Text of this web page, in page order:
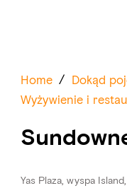
Home / Dokąd
Wyżywienie i
Yas Plaza, wyspa